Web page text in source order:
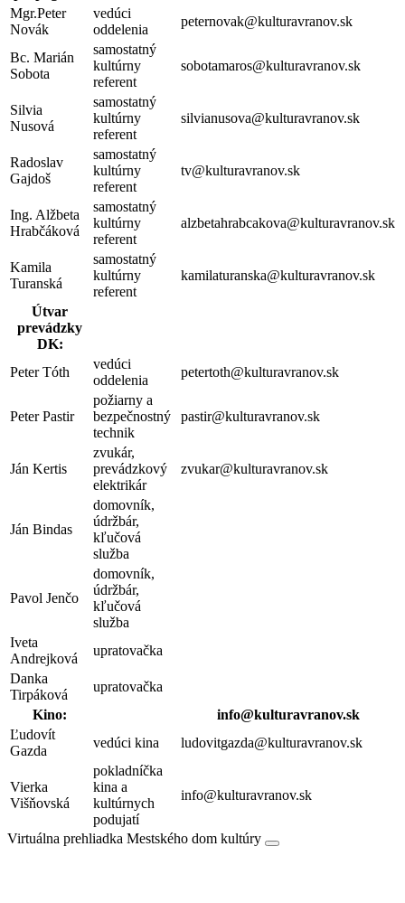
Mgr.Peter
Novák
vedúci
oddelenia
peternovak@kulturavranov.sk
Bc. Marián
Sobota
samostatný
kultúrny
referent
sobotamaros@kulturavranov.sk
Silvia
Nusová
samostatný
kultúrny
referent
silvianusova@kulturavranov.sk
Radoslav
Gajdoš
samostatný
kultúrny
referent
tv@kulturavranov.sk
Ing. Alžbeta
Hrabčáková
samostatný
kultúrny
referent
alzbetahrabcakova@kulturavranov.sk
Kamila
Turanská
samostatný
kultúrny
referent
kamilaturanska@kulturavranov.sk
Útvar
prevádzky
DK:
Peter Tóth
vedúci
oddelenia
petertoth@kulturavranov.sk
Peter Pastir
požiarny a
bezpečnostný
technik
pastir@kulturavranov.sk
Ján Kertis
zvukár,
prevádzkový
elektrikár
zvukar@kulturavranov.sk
Ján Bindas
domovník,
údržbár,
kľučová
služba
Pavol Jenčo
domovník,
údržbár,
kľučová
služba
Iveta
Andrejková
upratovačka
Danka
Tirpáková
upratovačka
Kino:
info@kulturavranov.sk
Ľudovít
Gazda
vedúci kina ludovitgazda@kulturavranov.sk
Vierka
Višňovská
pokladníčka
kina a
kultúrnych
podujatí
info@kulturavranov.sk
Virtuálna prehliadka Mestského dom kultúry